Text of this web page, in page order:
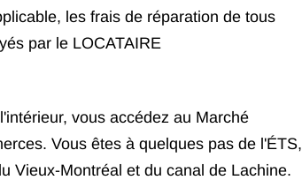
les frais de réparation de tous
par le LOCATAIRE
vous accédez au Marché
Vous êtes à quelques pas de l'ÉTS,
Vieux-Montréal et du canal de Lachine.